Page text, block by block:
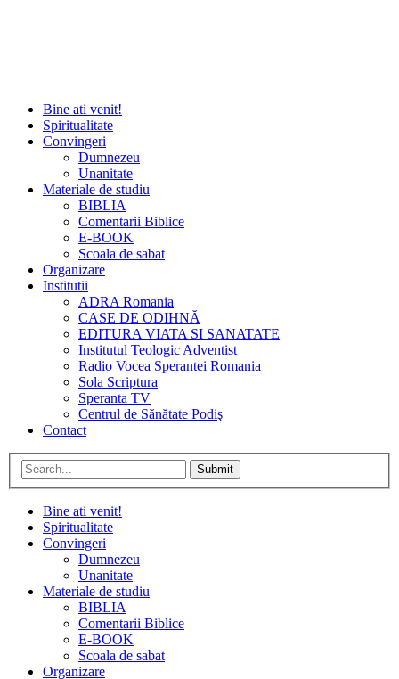
Bine ati venit!
Spiritualitate
Convingeri
Dumnezeu
Unanitate
Materiale de studiu
BIBLIA
Comentarii Biblice
E-BOOK
Scoala de sabat
Organizare
Institutii
ADRA Romania
CASE DE ODIHNĂ
EDITURA VIATA SI SANATATE
Institutul Teologic Adventist
Radio Vocea Sperantei Romania
Sola Scriptura
Speranta TV
Centrul de Sănătate Podiş
Contact
Submit
Bine ati venit!
Spiritualitate
Convingeri
Dumnezeu
Unanitate
Materiale de studiu
BIBLIA
Comentarii Biblice
E-BOOK
Scoala de sabat
Organizare